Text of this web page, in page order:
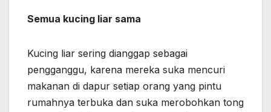
Semua kucing liar sama
Kucing liar sering dianggap sebagai
pengganggu, karena mereka suka mencuri
makanan di dapur setiap orang yang pintu
rumahnya terbuka dan suka merobohkan tong